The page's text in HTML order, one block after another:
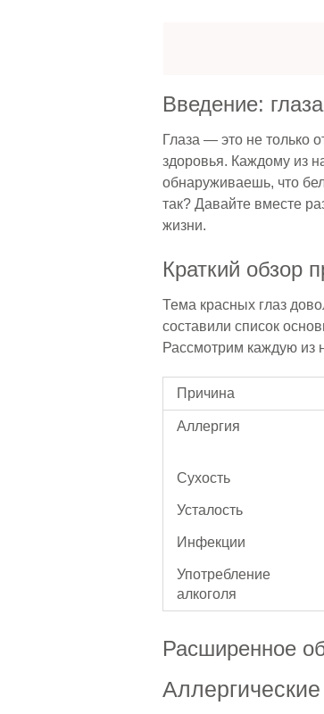
Введение:
Глаза — это не только
здоровья. Каждому из
обнаруживаешь, что
так? Давайте вместе
жизни.
Краткий обзор
Тема красных глаз
составили список
Рассмотрим каждую из
Причина
Аллергия
Сухость
Усталость
Инфекции
Употребление
алкоголя
Расширенное